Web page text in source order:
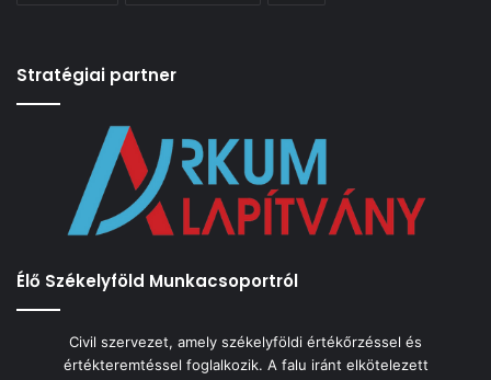
Stratégiai partner
Élő Székelyföld Munkacsoportról
Civil szervezet, amely székelyföldi értékőrzéssel és
értékteremtéssel foglalkozik. A falu iránt elkötelezett